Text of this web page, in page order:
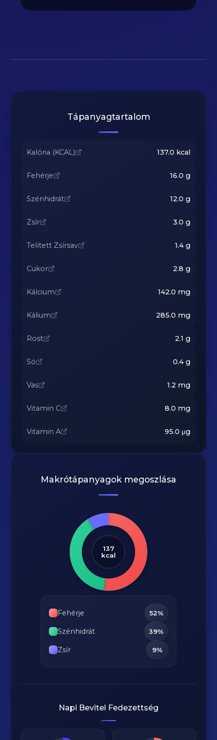
Tápanyagtartalom
Kalória (KCAL) 137.0 kcal
Fehérje 16.0 g
Szénhidrát 12.0 g
Zsír 3.0 g
Telített Zsírsav 1.4g
Cukor 2.8 g
Kálcium 142.0 mg
Kálium 285.0 mg
Rost 2.1 g
Só 0.4g
Vas 1.2 mg
Vitamin C 8.0 mg
Vitamin A 95.0 μg
Makrótápanyagok megoszlása
137
kcal
Fehérje 52%
Szénhidrát 39%
Zsír 9%
Napi Bevitel Fedezettség